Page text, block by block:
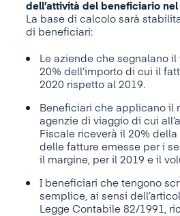
dell’attività del beneficiario
La base di calcolo sarà
di beneficiari:
Le aziende che segnalano
20% dell’importo di cui il
2020 rispetto al 2019.
Beneficiari che applicano il
agenzie di viaggio di cui
Fiscale riceverà il 20%
delle fatture emesse per i
il margine, per il 2019 e il
I beneficiari che tengono
semplice, ai sensi
Legge Contabile 82/1991,